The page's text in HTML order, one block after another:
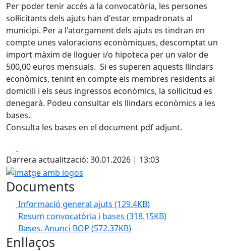
Per poder tenir accés a la convocatòria, les persones
sol·licitants dels ajuts han d'estar empadronats al
municipi. Per a l'atorgament dels ajuts es tindran en
compte unes valoracions econòmiques, descomptat un
import màxim de lloguer i/o hipoteca per un valor de
500,00 euros mensuals. Si es superen aquests llindars
econòmics, tenint en compte els membres residents al
domicili i els seus ingressos econòmics, la sol·licitud es
denegarà. Podeu consultar els llindars econòmics a les
bases.
Consulta les bases en el document pdf adjunt.
Darrera actualització: 30.01.2026 | 13:03
imatge amb logos
Documents
Informació general ajuts (129.4KB)
Resum convocatòria i bases (318.15KB)
Bases. Anunci BOP (572.37KB)
Enllaços